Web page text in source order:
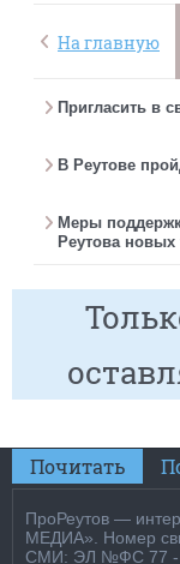
На главную
Пригласить в
В Реутове
Меры
Реутова новых
Почитать
ПроРеутов —
МЕДИА». Номер
СМИ: ЭЛ №ФС 77 -